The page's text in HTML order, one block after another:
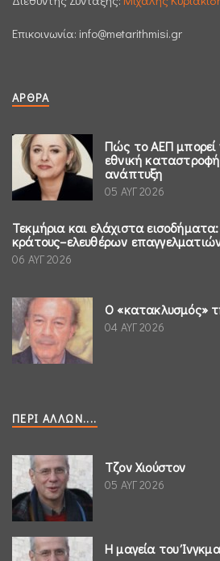
Επικοινωνία: info@metarithmisi.gr
ΆΡΘΡΑ
Πώς το ΑΕΠ μπορεί
εθνική
ανάπτυξη
05 ΑΥΓ 2026
Τεκμήρια και ελάχιστα
κράτους–ελευθέρων
06 ΑΥΓ 2026
Ο «κατακλυσμός»
04 ΑΥΓ 2026
ΠΕΡΊ ΆΛΛΩΝ....
Τζον Χιούστον
05 ΑΥΓ 2026
Η μαγεία του